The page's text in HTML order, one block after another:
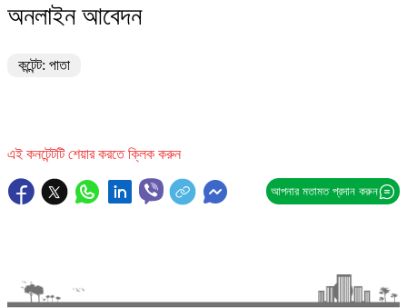
অনলাইন আবেদন
কন্টেন্ট: পাতা
এই কনটেন্টটি শেয়ার করতে ক্লিক করুন
আপনার মতামত প্রদান করুন